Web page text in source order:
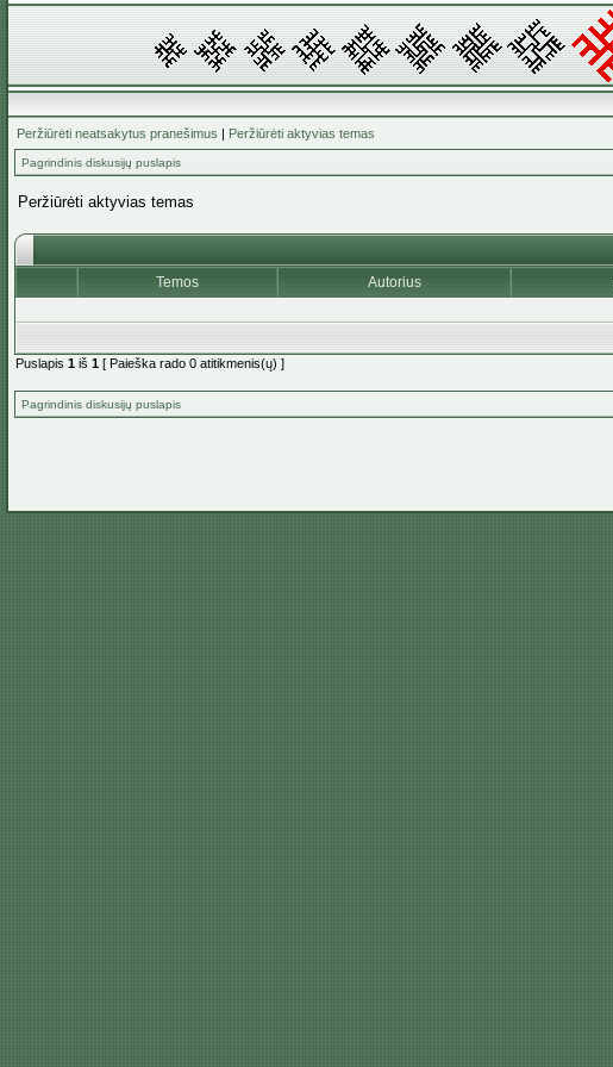
Peržiūrėti neatsakytus pranešimus | Peržiūrėti aktyvias temas
Pagrindinis diskusijų puslapis
Peržiūrėti aktyvias temas
Temos
Autorius
Puslapis 1 iš 1 [ Paieška rado 0 atitikmenis(ų) ]
Pagrindinis diskusijų puslapis